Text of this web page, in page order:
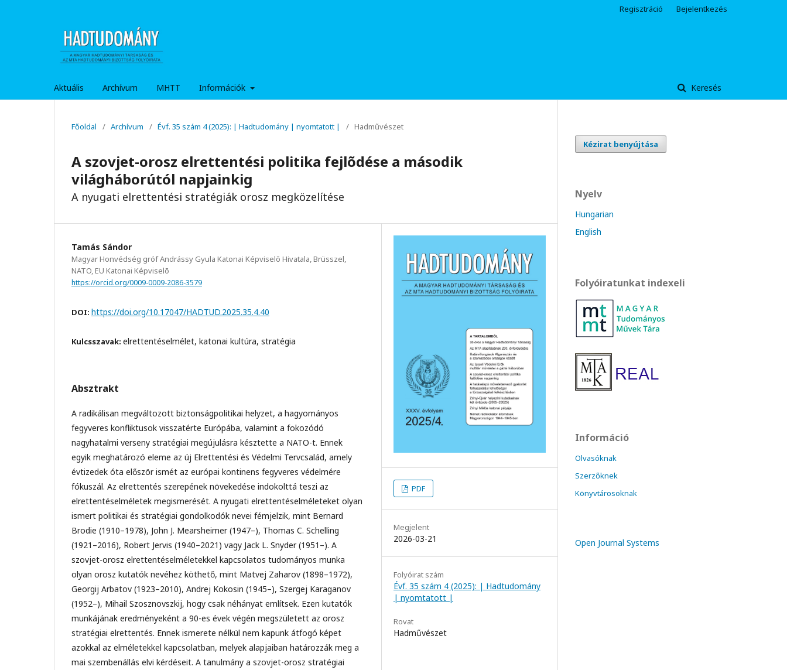
Aktuális Archívum MHTT Információk Keresés
Regisztráció Bejelentkezés
Főoldal / Archívum / Évf. 35 szám 4 (2025): | Hadtudomány | nyomtatott | / Hadművészet
A szovjet-orosz elrettentési politika fejlõdése a második
világháborútól napjainkig
A nyugati elrettentési stratégiák orosz megközelítése
Tamás Sándor
Magyar Honvédség gróf Andrássy Gyula Katonai Képviselõ Hivatala, Brüsszel,
NATO, EU Katonai Képviselõ
https://orcid.org/0009-0009-2086-3579
DOI: https://doi.org/10.17047/HADTUD.2025.35.4.40
Kulcsszavak: elrettentéselmélet, katonai kultúra, stratégia
Absztrakt
A radikálisan megváltozott biztonságpolitikai helyzet, a hagyományos
fegyveres konfliktusok visszatérte Európába, valamint a fokozódó
nagyhatalmi verseny stratégiai megújulásra késztette a NATO-t. Ennek
egyik meghatározó eleme az új Elrettentési és Védelmi Tervcsalád, amely
évtizedek óta először ismét az európai kontinens fegyveres védelmére
fókuszál. Az elrettentés szerepének növekedése indokolttá teszi az
elrettentéselméletek megismerését. A nyugati elrettentéselméleteket olyan
ismert politikai és stratégiai gondolkodók nevei fémjelzik, mint Bernard
Brodie (1910–1978), John J. Mearsheimer (1947–), Thomas C. Schelling
(1921–2016), Robert Jervis (1940–2021) vagy Jack L. Snyder (1951–). A
szovjet-orosz elrettentéselméletekkel kapcsolatos tudományos munka
olyan orosz kutatók nevéhez köthető, mint Matvej Zaharov (1898–1972),
Georgij Arbatov (1923–2010), Andrej Kokosin (1945–), Szergej Karaganov
(1952–), Mihail Szosznovszkij, hogy csak néhányat említsek. Ezen kutatók
munkájának eredményeként a 90-es évek végén megszületett az orosz
stratégiai elrettentés. Ennek ismerete nélkül nem kapunk átfogó képet
azokkal az elméletekkel kapcsolatban, melyek alapjaiban határozzák meg a
mai szembenállás elvi kérdéseit. A tanulmány a szovjet-orosz stratégiai
PDF
Megjelent
2026-03-21
Folyóirat szám
Évf. 35 szám 4 (2025): | Hadtudomány
| nyomtatott |
Rovat
Hadművészet
Kézirat benyújtása
Nyelv
Hungarian
English
Folyóiratunkat indexeli
Információ
Olvasóknak
Szerzőknek
Könyvtárosoknak
Open Journal Systems